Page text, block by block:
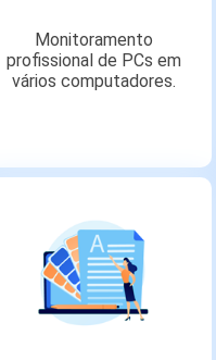
Monitoramento
profissional de PCs em
vários computadores.